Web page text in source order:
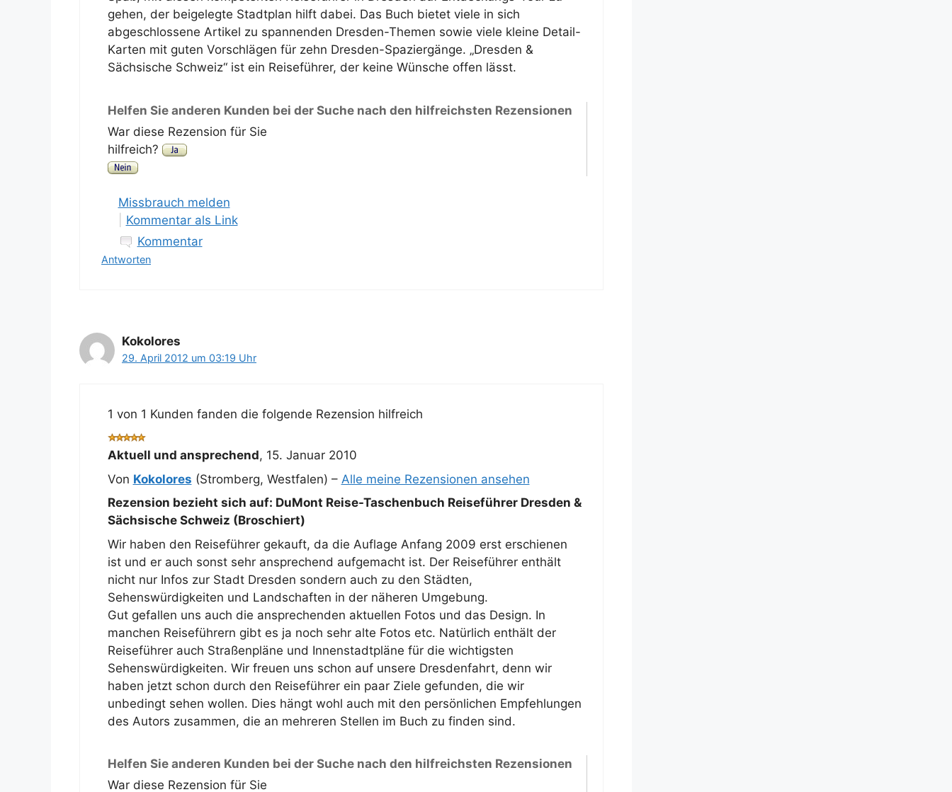
gehen, der beigelegte Stadtplan hilft dabei. Das Buch bietet viele in sich
abgeschlossene Artikel zu spannenden Dresden-Themen sowie viele kleine Detail-
Karten mit guten Vorschlägen für zehn Dresden-Spaziergänge. „Dresden &
Sächsische Schweiz“ ist ein Reiseführer, der keine Wünsche offen lässt.
Helfen Sie anderen Kunden bei der Suche nach den hilfreichsten Rezensionen
War diese Rezension für Sie
hilfreich?
Missbrauch melden
Kommentar als Link
Kommentar
Antworten
Kokolores
29. April 2012 um 03:19 Uhr
1 von 1 Kunden fanden die folgende Rezension hilfreich
Aktuell und ansprechend, 15. Januar 2010
Von Kokolores (Stromberg, Westfalen) – Alle meine Rezensionen ansehen
Rezension bezieht sich auf: DuMont Reise-Taschenbuch Reiseführer Dresden &
Sächsische Schweiz (Broschiert)
Wir haben den Reiseführer gekauft, da die Auflage Anfang 2009 erst erschienen
ist und er auch sonst sehr ansprechend aufgemacht ist. Der Reiseführer enthält
nicht nur Infos zur Stadt Dresden sondern auch zu den Städten,
Sehenswürdigkeiten und Landschaften in der näheren Umgebung.
Gut gefallen uns auch die ansprechenden aktuellen Fotos und das Design. In
manchen Reiseführern gibt es ja noch sehr alte Fotos etc. Natürlich enthält der
Reiseführer auch Straßenpläne und Innenstadtpläne für die wichtigsten
Sehenswürdigkeiten. Wir freuen uns schon auf unsere Dresdenfahrt, denn wir
haben jetzt schon durch den Reiseführer ein paar Ziele gefunden, die wir
unbedingt sehen wollen. Dies hängt wohl auch mit den persönlichen Empfehlungen
des Autors zusammen, die an mehreren Stellen im Buch zu finden sind.
Helfen Sie anderen Kunden bei der Suche nach den hilfreichsten Rezensionen
War diese Rezension für Sie